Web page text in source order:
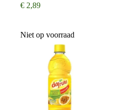
€ 2,89
Niet op voorraad